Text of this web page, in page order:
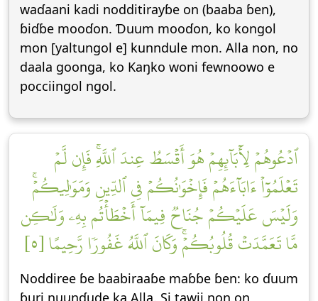
waɗaani kadi nodditirayɓe on (baaba ɓen),
ɓiɗɓe mooɗon. Ɗuum mooɗon, ko kongol
mon [yaltungol e] kunndule mon. Alla non, no
daala goonga, ko Kaŋko woni fewnoowo e
pocciingol ngol.
ٱدۡعُوهُمۡ لِأٓبَآئِهِمۡ هُوَ أَقۡسَطُ عِندَ ٱللَّهِۚ فَإِن لَّمۡ
تَعۡلَمُوٓاْ ءَابَآءَهُمۡ فَإِخۡوَٰنُكُمۡ فِي ٱلدِّينِ وَمَوَٰلِيكُمۡۚ
وَلَيۡسَ عَلَيۡكُمۡ جُنَاحٞ فِيمَآ أَخۡطَأۡتُم بِهِۦ وَلَٰكِن
مَّا تَعَمَّدَتۡ قُلُوبُكُمۡۚ وَكَانَ ٱللَّهُ غَفُورٗا رَّحِيمًا [٥]
Noddiree ɓe baabiraaɓe maɓɓe ɓen: ko ɗuum
ɓuri nuunɗude ka Alla. Si tawii non on